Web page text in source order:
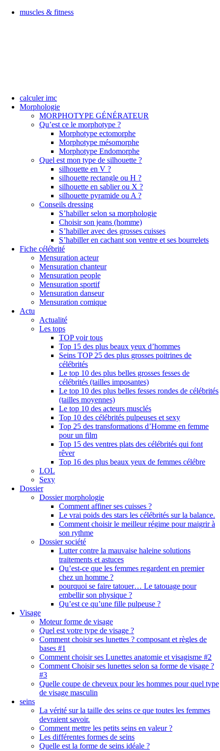
muscles & fitness
calculer imc
Morphologie
MORPHOTYPE GÉNÉRATEUR
Qu’est ce le morphotype ?
Morphotype ectomorphe
Morphotype mésomorphe
Morphotype Endomorphe
Quel est mon type de silhouette ?
silhouette en V ?
silhouette rectangle ou H ?
silhouette en sablier ou X ?
silhouette pyramide ou A ?
Conseils dressing
S’habiller selon sa morphologie
Choisir son jeans (homme)
S’habiller avec des grosses cuisses
S’habiller en cachant son ventre et ses bourrelets
Fiche célébrité
Mensuration acteur
Mensuration chanteur
Mensuration people
Mensuration sportif
Mensuration danseur
Mensuration comique
Actu
Actualité
Les tops
TOP voir tous
Top 15 des plus beaux yeux d’hommes
Seins TOP 25 des plus grosses poitrines de
célébrités
Le top 10 des plus belles grosses fesses de
célébrités (tailles imposantes)
Le top 10 des plus belles fesses rondes de célébrités
(tailles moyennes)
Le top 10 des acteurs musclés
Top 10 des célébrités pulpeuses et sexy
Top 25 des transformations d’Homme en femme
pour un film
Top 15 des ventres plats des célébrités qui font
rêver
Top 16 des plus beaux yeux de femmes célébre
LOL
Sexy
Dossier
Dossier morphologie
Comment affiner ses cuisses ?
Le vrai poids des stars les célébrités sur la balance.
Comment choisir le meilleur régime pour maigrir à
son rythme
Dossier société
Lutter contre la mauvaise haleine solutions
traitements et astuces
Qu’est-ce que les femmes regardent en premier
chez un homme ?
pourquoi se faire tatouer… Le tatouage pour
embellir son physique ?
Qu’est ce qu’une fille pulpeuse ?
Visage
Moteur forme de visage
Quel est votre type de visage ?
Comment choisir ses lunettes ? composant et règles de
bases #1
Comment choisir ses Lunettes anatomie et visagisme #2
Comment Choisir ses lunettes selon sa forme de visage ?
#3
Quelle coupe de cheveux pour les hommes pour quel type
de visage masculin
seins
La vérité sur la taille des seins ce que toutes les femmes
devraient savoir.
Comment mettre les petits seins en valeur ?
Les différentes formes de seins
Quelle est la forme de seins idéale ?